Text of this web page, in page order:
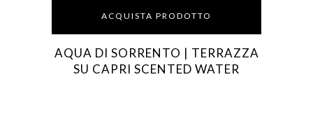
ACQUISTA PRODOTTO
AQUA DI SORRENTO | TERRAZZA
SU CAPRI SCENTED WATER